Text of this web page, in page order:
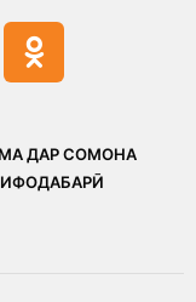
ДАР СОМОНА